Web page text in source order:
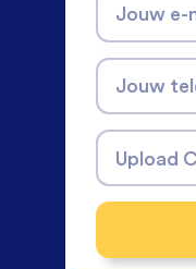
Jouw e-
Jouw
Upload